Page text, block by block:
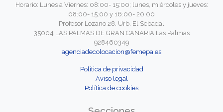
Horario: Lunes a Viernes: 08:00- 15:00; lunes, miércoles y jueves:
08:00- 15:00 y 16:00- 20:00
Profesor Lozano 28. Urb. El Sebadal
35004 LAS PALMAS DE GRAN CANARIA Las Palmas
928460349
agenciadecolocacion@femepa.es
Política de privacidad
Aviso legal
Política de cookies